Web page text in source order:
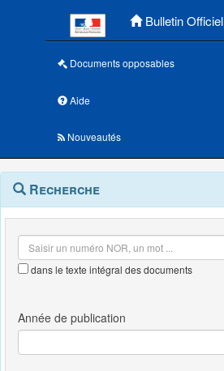
Bulletin Officiel
Documents opposables
Aide
Nouveautés
Navigation
outils
Menu
contextuel
Recherche
dans le texte intégral des documents